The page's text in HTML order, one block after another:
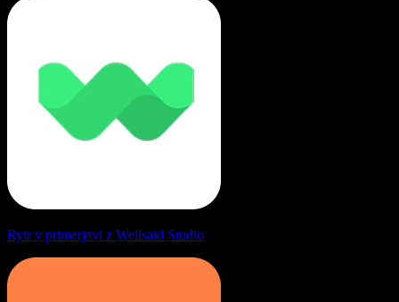
Rytr v primerjavi z Wellsaid Studio